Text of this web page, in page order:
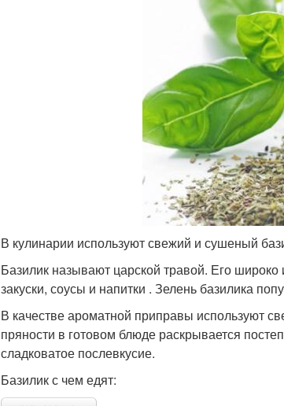
В кулинарии используют свежий и сушеный
Базилик называют царской травой. Его
закуски, соусы и напитки . Зелень базилика
В качестве ароматной приправы используют
пряности в готовом блюде раскрывается
сладковатое послевкусие.
Базилик с чем едят: